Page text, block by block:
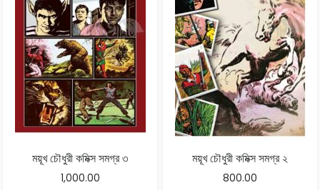
ময়ূখ চৌধুরী কমিক্স সমগ্র ৩
1,000.00
ময়ূখ চৌধুরী কমিক্স সমগ্র ২
800.00